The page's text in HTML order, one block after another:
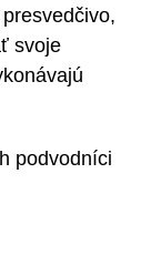
svoje
podvodníci